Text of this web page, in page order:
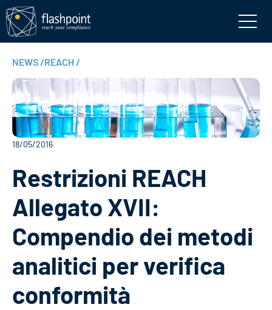
NEWS /REACH /
18/05/2016
Restrizioni REACH
Allegato XVII:
Compendio dei metodi
analitici per verifica
conformità